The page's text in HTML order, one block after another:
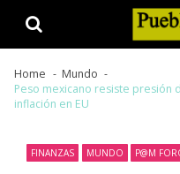
Home
Mundo
Peso mexicano resiste presión
inflación en EU
FINANZAS MUNDO P@M